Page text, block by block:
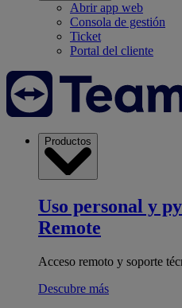
Abrir app web
Consola de gestión
Ticket
Portal del cliente
Productos
Uso personal y
Remote
Acceso remoto y soporte
Descubre más